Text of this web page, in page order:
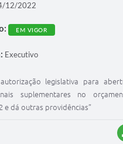
12/2022
EM VIGOR
Executivo
legislativa para
suplementares no
e dá outras providências”